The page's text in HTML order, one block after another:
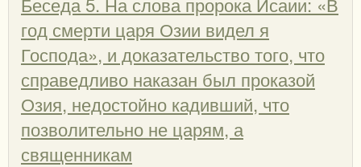
год смерти царя Озии видел я
Господа», и доказательство того, что
справедливо наказан был проказой
Озия, недостойно кадивший, что
позволительно не царям, а
священникам